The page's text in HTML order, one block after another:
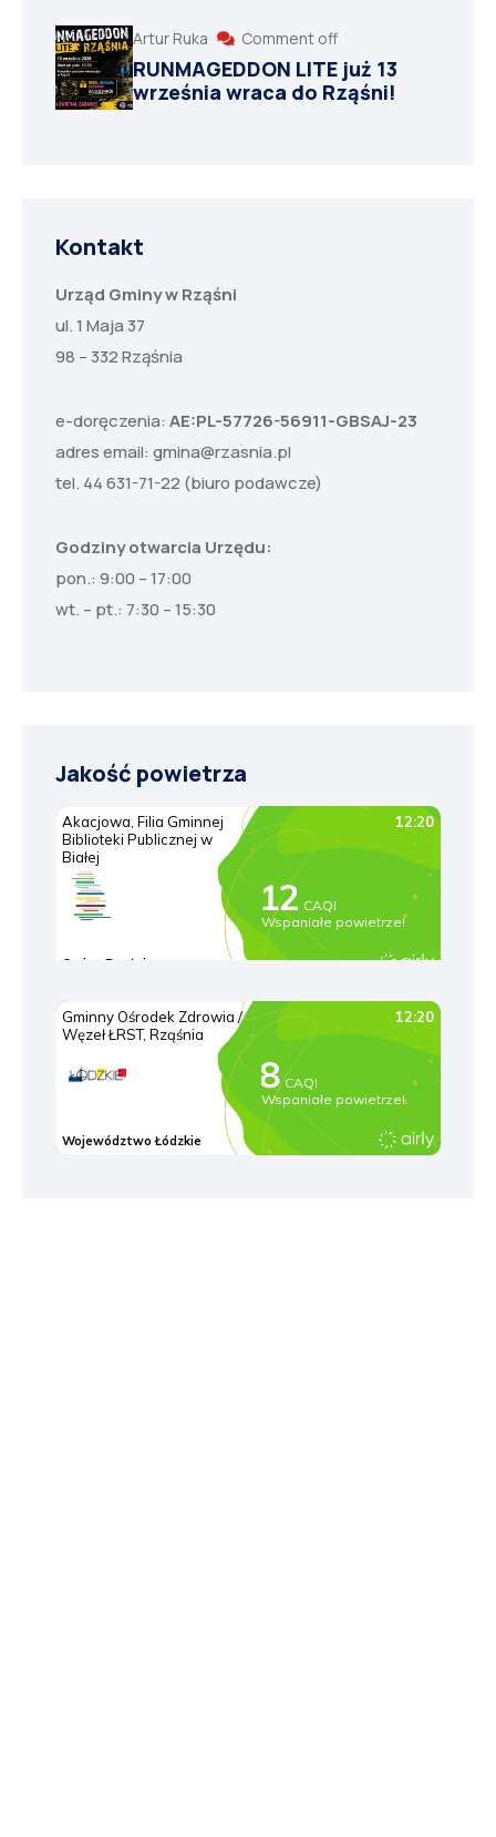
Artur Ruka Comment off
RUNMAGEDDON LITE już 13
września wraca do Rząśni!
Kontakt
Urząd Gminy w Rząśni
ul. 1 Maja 37
98 – 332 Rząśnia
e-doręczenia: AE:PL-57726-56911-GBSAJ-23
adres email: gmina@rzasnia.pl
tel. 44 631-71-22 (biuro podawcze)
Godziny otwarcia Urzędu:
pon.: 9:00 – 17:00
wt. – pt.: 7:30 – 15:30
Jakość powietrza